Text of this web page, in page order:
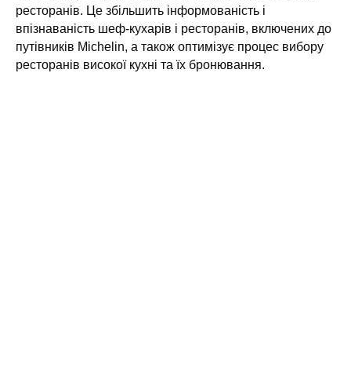
ресторанів. Це збільшить інформованість і
впізнаваність шеф-кухарів і ресторанів, включених до
путівників Michelin, а також оптимізує процес вибору
ресторанів високої кухні та їх бронювання.